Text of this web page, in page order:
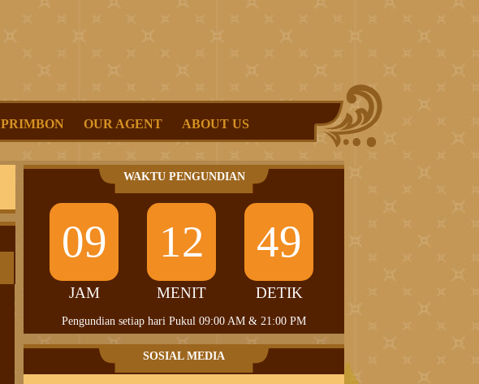
PRIMBON OUR AGENT ABOUT US
WAKTU PENGUNDIAN
09
JAM
12
MENIT
48
DETIK
Pengundian setiap hari Pukul 09:00 AM & 21:00 PM
SOSIAL MEDIA